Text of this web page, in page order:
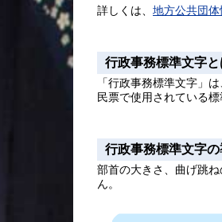
詳しくは、 地方公共団体
行政事務標準文字と
「行政事務標準文字」
民票で使用されている
行政事務標準文字
部首の大きさ、曲げ跳
ん。